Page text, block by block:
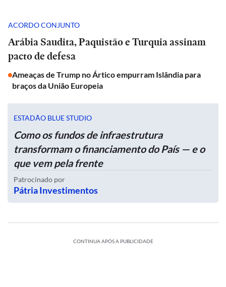
ACORDO CONJUNTO
Arábia Saudita, Paquistão e Turquia assinam
pacto de defesa
Ameaças de Trump no Ártico empurram Islândia para
braços da União Europeia
ESTADÃO BLUE STUDIO
Como os fundos de infraestrutura
transformam o financiamento do País — e o
que vem pela frente
Patrocinado por
Pátria Investimentos
CONTINUA APÓS A PUBLICIDADE